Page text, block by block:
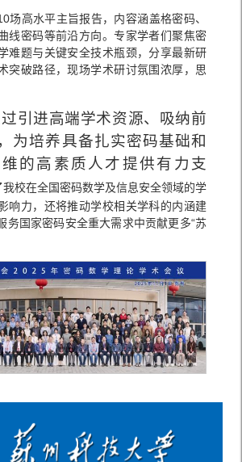
场高水平主旨报告，内容涵盖格密码、
线密码等前沿方向。专家学者们聚焦密
难题与关键安全技术瓶颈，分享最新研
突破路径，现场学术研讨氛围浓厚，思
引进高端学术资源、吸纳前
为培养具备扎实密码基础和
的高素质人才提供有力支
我校在全国密码数学及信息安全领域的学
响力，还将推动学校相关学科的内涵建
务国家密码安全重大需求中贡献更多“苏